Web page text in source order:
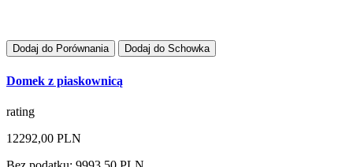
Dodaj do Porównania Dodaj do Schowka
Domek z piaskownicą
rating
12292,00 PLN